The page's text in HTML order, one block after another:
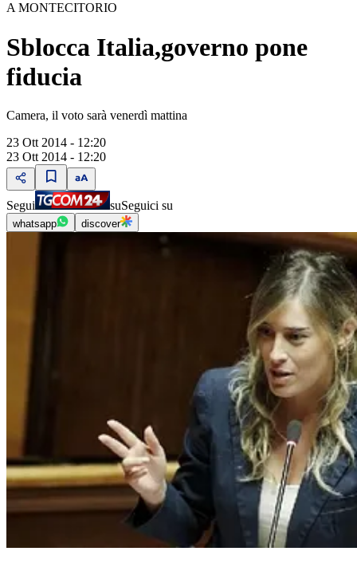
A MONTECITORIO
Sblocca Italia,governo pone
fiducia
Camera, il voto sarà venerdì mattina
23 Ott 2014 - 12:20
23 Ott 2014 - 12:20
Segui suSeguici su
whatsapp discover